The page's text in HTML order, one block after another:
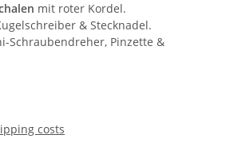
mit roter Kordel.
& Stecknadel.
Schraubendreher, Pinzette &
costs